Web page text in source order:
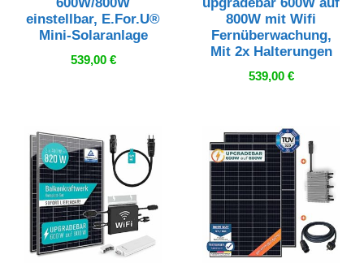
einstellbar, E.For.U®
Mini-Solaranlage
539,00 €
800W mit Wifi
Fernüberwachung,
Mit 2x Halterungen
539,00 €